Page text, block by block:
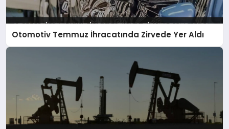
Otomotiv Temmuz İhracatında Zirvede Yer Aldı